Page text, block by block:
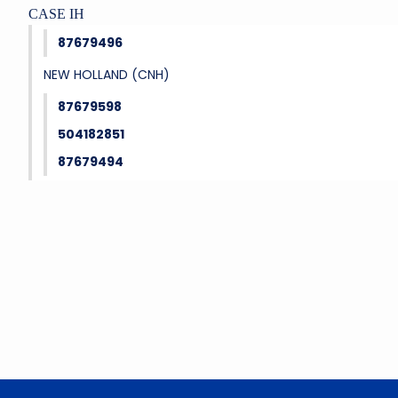
CASE IH
87679496
NEW HOLLAND (CNH)
87679598
504182851
87679494
Ürün bilgilerinde hatalar bulunuyor.